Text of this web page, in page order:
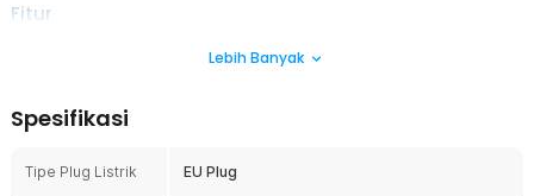
Fitur
Desain 8in1 Lebih Multifungsi
kebutuhan listrik sekaligus. Anda dapat menggunakan soket AC
atau kipas angin, sementara port USB dapat digunakan untuk
mengisi daya smartphone dan gadget lainnya. Desain multifungsi ini
Lebih Banyak
Spesifikasi
Tipe Plug Listrik EU Plug